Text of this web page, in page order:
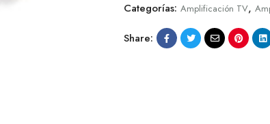
Categorías: Amplificación TV,
Share: